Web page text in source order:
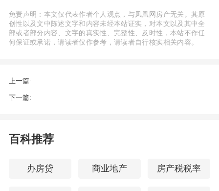
户型推荐： A1
参考价格： 131万元/套
建筑面积：
户型亮点：
免责声明：本文仅代表作者个人观点，与凤凰网房产无关。其原
创性以及文中陈述文字和内容未经本站证实，对本文以及其中全
部或者部分内容、文字的真实性、完整性、及时性，本站不作任
何保证或承诺，请读者仅作参考，请读者自行核实相关内容。
上一篇:
下一篇:
百科推荐
办房贷 商业地产 房产税税率